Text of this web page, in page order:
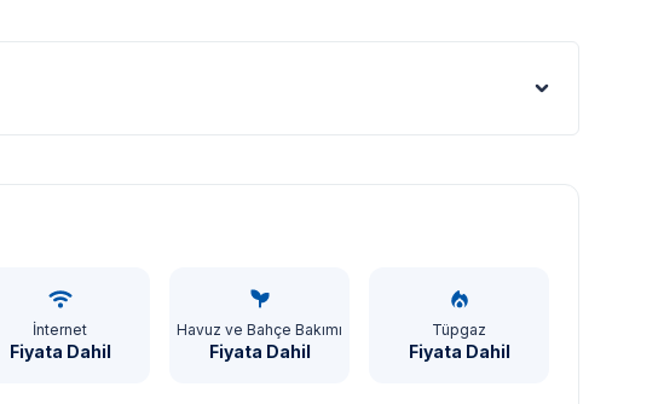
İnternet
Fiyata Dahil
Havuz ve Bahçe Bakımı
Fiyata Dahil
Tüpgaz
Fiyata Dahil